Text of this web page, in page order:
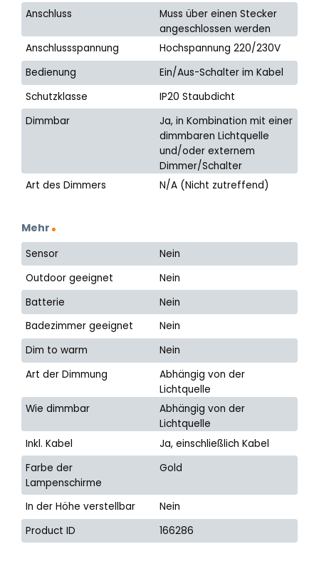
Anschluss
Muss über einen Stecker
angeschlossen werden
Anschlussspannung
Hochspannung 220/230V
Bedienung
Ein/Aus-Schalter im Kabel
Schutzklasse
IP20 Staubdicht
Dimmbar
Ja, in Kombination mit einer
dimmbaren Lichtquelle
und/oder externem
Dimmer/Schalter
Art des Dimmers
N/A (Nicht zutreffend)
Mehr
Sensor
Nein
Outdoor geeignet
Nein
Batterie
Nein
Badezimmer geeignet
Nein
Dim to warm
Nein
Art der Dimmung
Abhängig von der
Lichtquelle
Wie dimmbar
Abhängig von der
Lichtquelle
Inkl. Kabel
Ja, einschließlich Kabel
Farbe der
Lampenschirme
Gold
In der Höhe verstellbar
Nein
Product ID
166286